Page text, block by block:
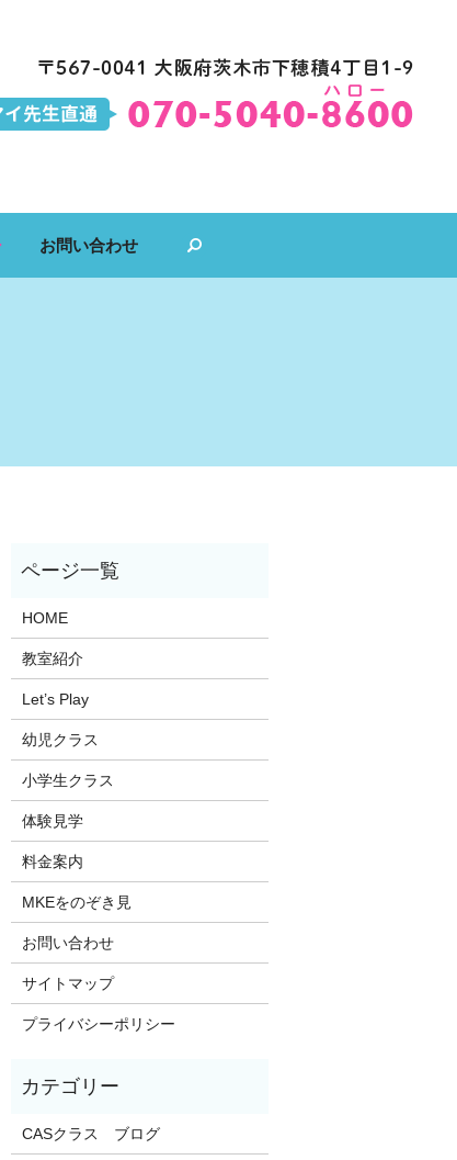
お問い合わせ
HOME
教室紹介
Let’s Play
幼児クラス
小学生クラス
体験見学
料金案内
MKEをのぞき見
お問い合わせ
サイトマップ
プライバシーポリシー
CASクラス ブログ